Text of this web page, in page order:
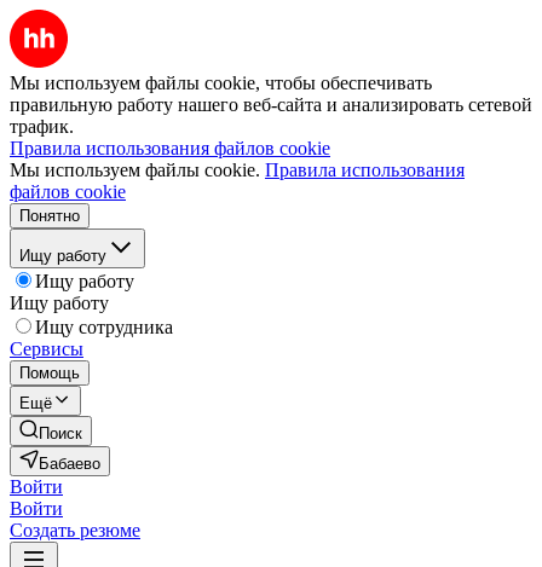
Мы используем файлы cookie, чтобы обеспечивать
правильную работу нашего веб-сайта и анализировать сетевой
трафик.
Правила использования файлов cookie
Мы используем файлы cookie. Правила использования
файлов cookie
Понятно
Ищу работу
Ищу работу
Ищу работу
Ищу сотрудника
Сервисы
Помощь
Ещё
Поиск
Бабаево
Войти
Войти
Создать резюме